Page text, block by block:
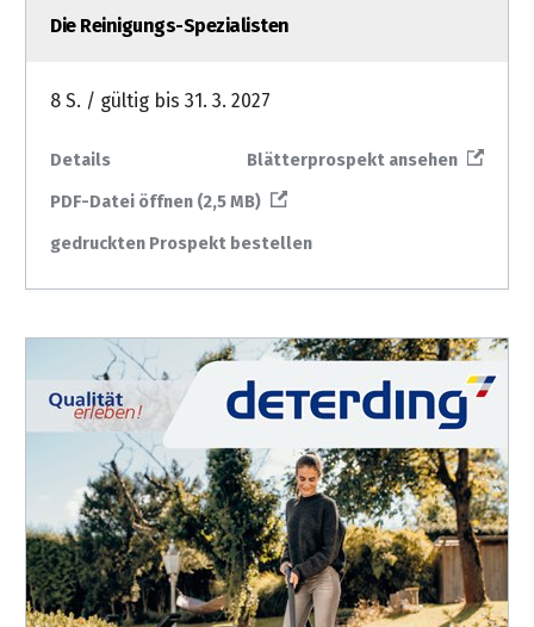
Die Reinigungs-Spezialisten
8 S. / gültig bis 31. 3. 2027
Details
Blätterprospekt ansehen
PDF-Datei öffnen (2,5 MB)
gedruckten Prospekt bestellen